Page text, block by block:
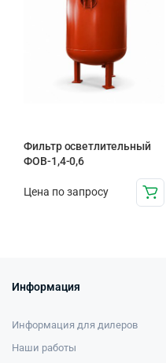
Фильтр осветлительный
ФОВ-1,4-0,6
Цена по запросу
Информация
Информация для дилеров
Наши работы